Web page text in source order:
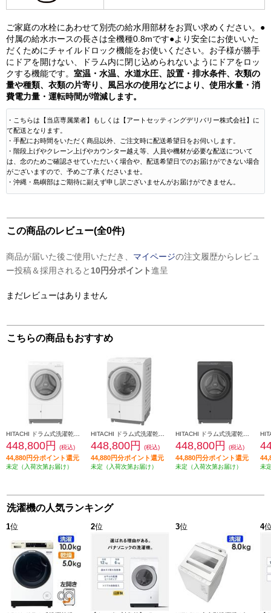
ご家庭の水栓にあわせて別売の給水用部材をお買い求めください。●
付属の給水ホースの長さは全機種0.8mです●より安全にお使いいた
だくためにチャイルドロック機能をお使いください。お子様が勝手
にドアを開けない、ドラム内に閉じ込められないようにドアをロッ
クする機能です。 室温・水温、水道水圧、設置・排水条件、衣類の
量や種類、衣類の片寄り、風呂水の使用などにより、使用水量・消
費電力量・運転時間が増減します。
・こちらは【当店専属業者】もしくは【アートセッティングデリバリー株式会社】に
て配送となります。
・手配にお時間をいただく商品以外、ご注文時に配送希望日をお伺いします。
・階段上げやクレーン上げやカウンター越え等、人員や機材が必要な配送について
は、念のためご確認させていただいく場合や、配送希望日でのお届けができない場合
がございますので、予めご了承くださいませ。
・沖縄・島嶼部はご期待に副えず申し訳ございませんがお届けができません。
この商品のレビュー(全0件)
商品が届いた後ご使用いただき、 マイページの注文履歴からレビュ
ー投稿＆採用されると 10円分ポイント進呈
まだレビューはありません
こちらの商品もおすすめ
448,800円 (税込)
44,880円分ポイント還元
未定（入荷次第お届け）
448,800円 (税込)
44,880円分ポイント還元
未定（入荷次第お届け）
448,800円 (税込)
44,880円分ポイント還元
未定（入荷次第お届け） 未
洗濯機の人気ランキング
1位 2位 3位 4